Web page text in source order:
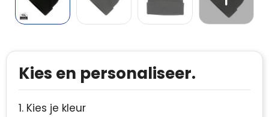
Kies en personaliseer.
1. Kies je kleur